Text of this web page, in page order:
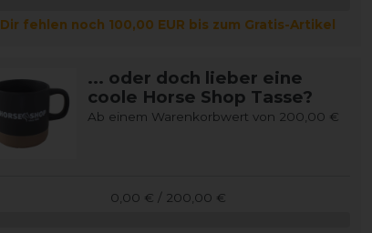
Dir fehlen noch 100,00 EUR bis zum Gratis-Artikel
... oder doch lieber eine
coole Horse Shop Tasse?
Ab einem Warenkorbwert von 200,00 €
0,00 € / 200,00 €